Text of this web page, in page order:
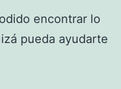
encontrar lo
pueda ayudarte